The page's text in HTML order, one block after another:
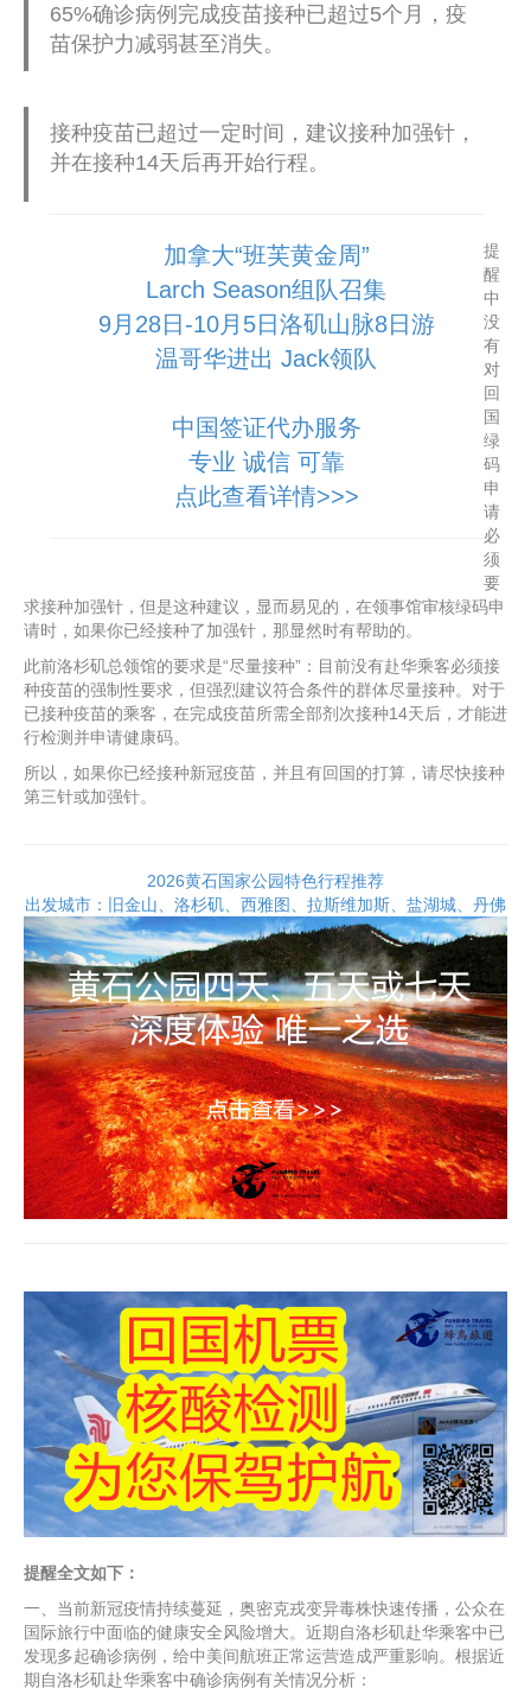
65%确诊病例完成疫苗接种已超过5个月，疫
苗保护力减弱甚至消失。
接种疫苗已超过一定时间，建议接种加强针，
并在接种14天后再开始行程。
加拿大“班芙黄金周”
Larch Season组队召集
9月28日-10月5日洛矶山脉8日游
温哥华进出 Jack领队
中国签证代办服务
专业 诚信 可靠
点此查看详情>>>
提
醒
中
没
有
对
回
国
绿
码
申
请
必
须
要
求接种加强针，但是这种建议，显而易见的，在领事馆审核绿码申
请时，如果你已经接种了加强针，那显然时有帮助的。
此前洛杉矶总领馆的要求是“尽量接种”：目前没有赴华乘客必须接
种疫苗的强制性要求，但强烈建议符合条件的群体尽量接种。对于
已接种疫苗的乘客，在完成疫苗所需全部剂次接种14天后，才能进
行检测并申请健康码。
所以，如果你已经接种新冠疫苗，并且有回国的打算，请尽快接种
第三针或加强针。
2026黄石国家公园特色行程推荐
出发城市：旧金山、洛杉矶、西雅图、拉斯维加斯、盐湖城、丹佛
提醒全文如下：
一、当前新冠疫情持续蔓延，奥密克戎变异毒株快速传播，公众在
国际旅行中面临的健康安全风险增大。近期自洛杉矶赴华乘客中已
发现多起确诊病例，给中美间航班正常运营造成严重影响。根据近
期自洛杉矶赴华乘客中确诊病例有关情况分析：